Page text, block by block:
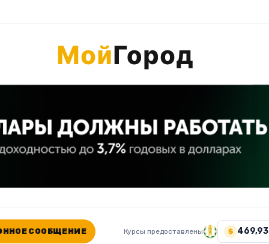
СООБЩЕНИЕ Курсы предоставлены $